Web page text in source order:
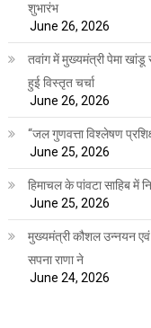
शुभारंभ
June 26, 2026
तवांग में मुख्यमंत्री पेमा
हुई विस्तृत चर्चा
June 26, 2026
“जल गुणवत्ता विश्लेषण
June 25, 2026
हिमाचल के पांवटा साहिब में
June 25, 2026
मुख्यमंत्री कौशल उन्नयन एवं
सपना राणा ने
June 24, 2026